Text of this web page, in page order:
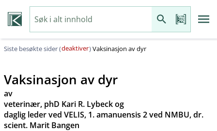
Siste besøkte sider (deaktiver)Vaksinasjon av dyr
Vaksinasjon av dyr
av
veterinær, phD Kari R. Lybeck og
daglig leder ved VELIS, 1. amanuensis 2 ved NMBU, dr.
scient. Marit Bangen